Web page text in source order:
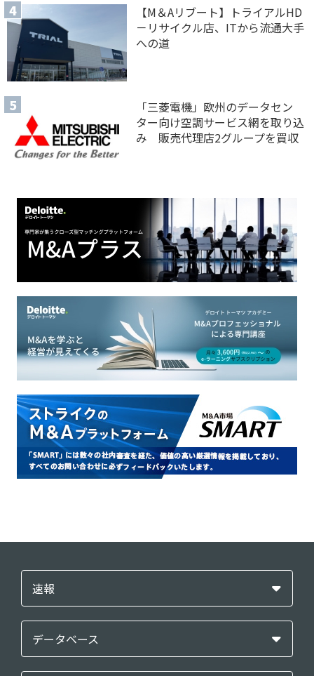
【M＆Aリブート】トライアルHD
－リサイクル店、ITから流通大手
への道
「三菱電機」欧州のデータセン
ター向け空調サービス網を取り込
み 販売代理店2グループを買収
速報
データベース